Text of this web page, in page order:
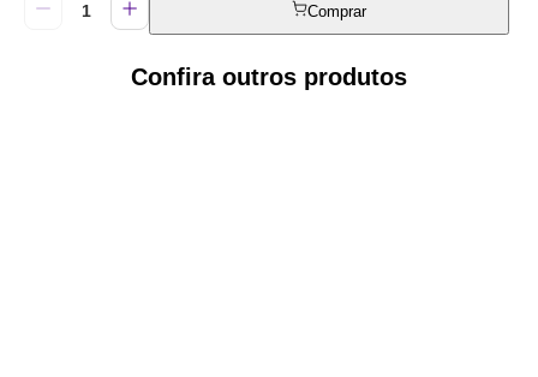
Comprar
Confira outros produtos